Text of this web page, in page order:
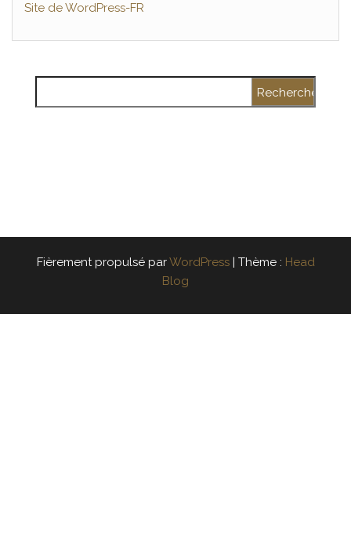
Site de WordPress-FR
Fièrement propulsé parWordPress | Thème : Head
Blog